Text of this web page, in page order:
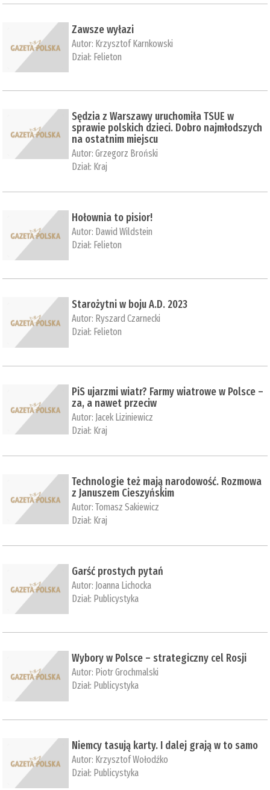
Zawsze wyłazi
Autor: Krzysztof Karnkowski
Dział: Felieton
Sędzia z Warszawy uruchomiła TSUE w
sprawie polskich dzieci. Dobro najmłodszych
na ostatnim miejscu
Autor:Grzegorz Broński
Dział: Kraj
Hołownia to pisior!
Autor: Dawid Wildstein
Dział: Felieton
Starożytni w boju A.D. 2023
Autor: Ryszard Czarnecki
Dział: Felieton
PiS ujarzmi wiatr? Farmy wiatrowe w Polsce –
za, a nawet przeciw
Autor: Jacek Liziniewicz
Dział: Kraj
Technologie też mają narodowość. Rozmowa
z Januszem Cieszyńskim
Autor:Tomasz Sakiewicz
Dział: Kraj
Garść prostych pytań
Autor: Joanna Lichocka
Dział: Publicystyka
Wybory w Polsce – strategiczny cel Rosji
Autor: Piotr Grochmalski
Dział: Publicystyka
Niemcy tasują karty. I dalej grają w to samo
Autor: Krzysztof Wołodźko
Dział: Publicystyka